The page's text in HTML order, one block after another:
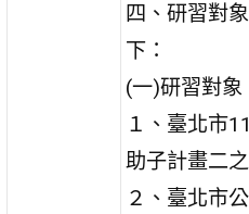
四、研習對
下：
(一)研習對象
１、臺北市
助子計畫二
２、臺北市